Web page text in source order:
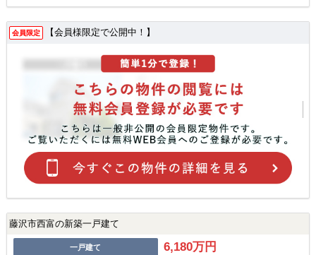
会員限定 【会員様限定で公開中！】
藤沢市西富の新築一戸建て
一戸建て 6,180万円